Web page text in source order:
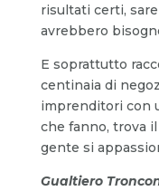
risultati certi,
avrebbero
E soprattutto
centinaia di
imprenditori con
che fanno, trova
gente si
Gualtiero